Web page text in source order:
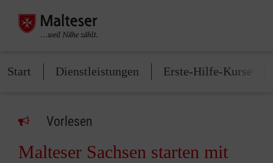
Start Dienstleistungen Erste-Hilfe-Kurse
Vorlesen
Malteser Sachsen starten mit